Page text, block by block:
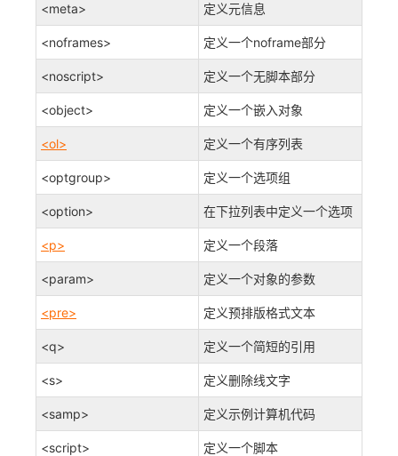
<meta> 定义元信息
<noframes> 定义一个noframe部分
<noscript> 定义一个无脚本部分
<object> 定义一个嵌入对象
<ol> 定义一个有序列表
<optgroup> 定义一个选项组
<option> 在下拉列表中定义一个选项
<p> 定义一个段落
<param> 定义一个对象的参数
<pre> 定义预排版格式文本
<q> 定义一个简短的引用
<s> 定义删除线文字
<samp> 定义示例计算机代码
<script> 定义一个脚本